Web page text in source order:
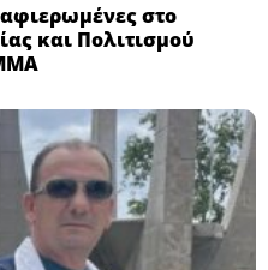
στο
και Πολιτισμού